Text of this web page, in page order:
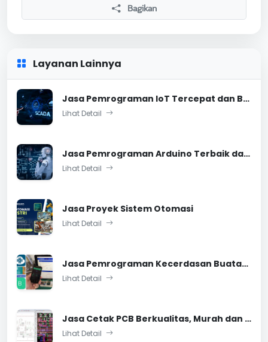
Bagikan
Layanan Lainnya
Jasa Pemrograman IoT Tercepat dan Berkualitas
Lihat Detail
Jasa Pemrograman Arduino Terbaik dan Tercepat
Lihat Detail
Jasa Proyek Sistem Otomasi
Lihat Detail
Jasa Pemrograman Kecerdasan Buatan dan Matlab
Lihat Detail
Jasa Cetak PCB Berkualitas, Murah dan Satuan
Lihat Detail